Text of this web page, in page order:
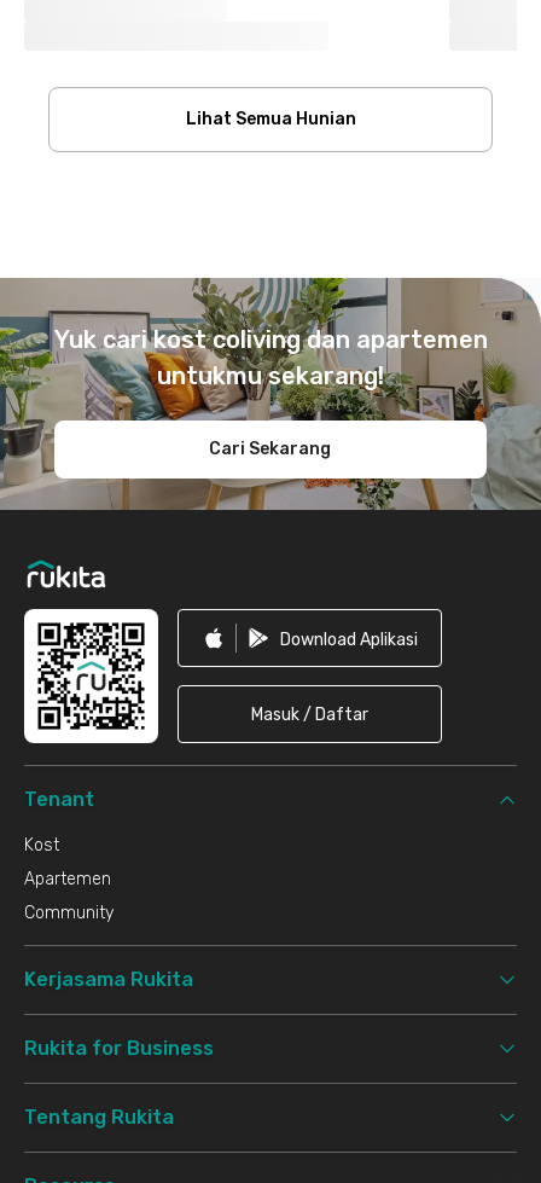
Lihat Semua Hunian
Yuk cari kost coliving dan apartemen
untukmu sekarang!
Cari Sekarang
Download Aplikasi
Masuk / Daftar
Tenant
Kost
Apartemen
Community
Kerjasama Rukita
Rukita for Business
Tentang Rukita